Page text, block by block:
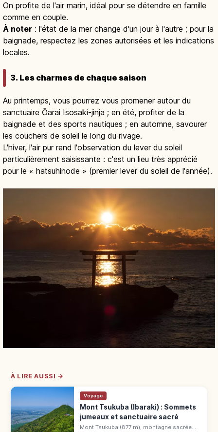
On profite de l'air marin, idéal pour se détendre en famille
comme en couple.
À noter : l'état de la mer change d'un jour à l'autre ; pour la
baignade, respectez les zones autorisées et les indications
locales.
3. Les charmes de chaque saison
Au printemps, vous pourrez vous promener autour du
sanctuaire Ōarai Isosaki-jinja ; en été, profiter de la
baignade et des sports nautiques ; en automne, savourer
les couchers de soleil le long du rivage.
L'hiver, l'air pur rend l'observation du lever du soleil
particulièrement saisissante : c'est un lieu très apprécié
pour le « hatsuhinode » (premier lever du soleil de l'année).
À LIRE AUSSI →
Voyage
Mont Tsukuba (Ibaraki) : Sommets
jumeaux et sanctuaire sacré
Mont Tsukuba (877 m), montagne sacrée